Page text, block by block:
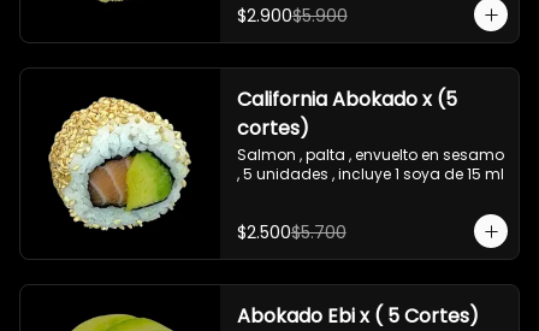
$2.900$5.900
California Abokado x (5
cortes)
Salmon , palta , envuelto en sesamo
, 5 unidades , incluye 1 soya de 15 ml
$2.500$5.700
Abokado Ebi x ( 5 Cortes)